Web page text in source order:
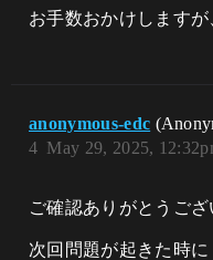
お手数おかけしますが
anonymous-edc
May 29, 2025,
4
ご確認ありがとうござ
次回問題が起きた時